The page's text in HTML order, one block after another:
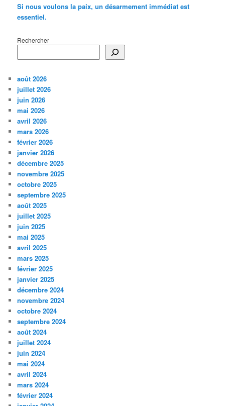
Si nous voulons la paix, un désarmement immédiat est
essentiel.
Rechercher
août 2026
juillet 2026
juin 2026
mai 2026
avril 2026
mars 2026
février 2026
janvier 2026
décembre 2025
novembre 2025
octobre 2025
septembre 2025
août 2025
juillet 2025
juin 2025
mai 2025
avril 2025
mars 2025
février 2025
janvier 2025
décembre 2024
novembre 2024
octobre 2024
septembre 2024
août 2024
juillet 2024
juin 2024
mai 2024
avril 2024
mars 2024
février 2024